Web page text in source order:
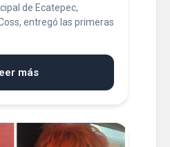
de Ecatepec,
entregó las primeras
más